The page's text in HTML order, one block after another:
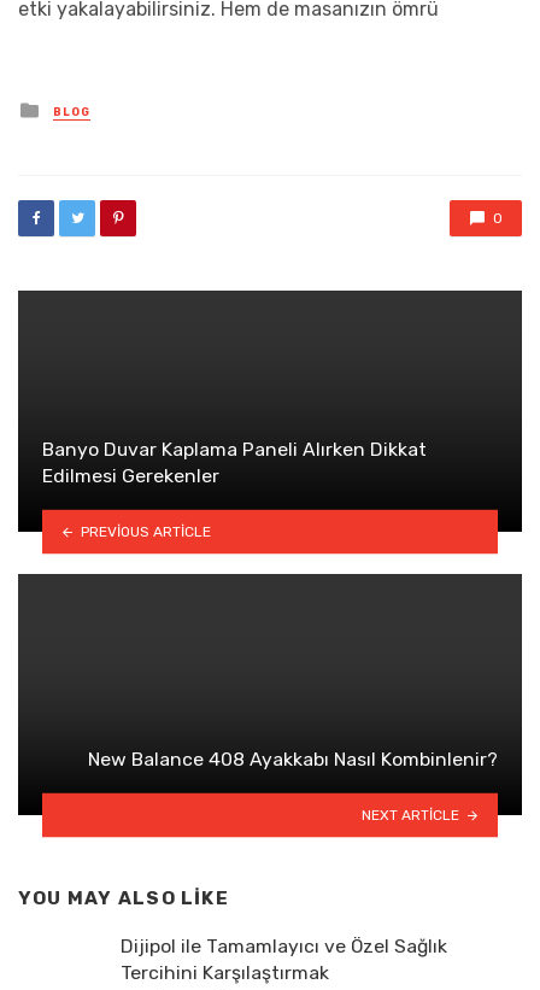
etki yakalayabilirsiniz. Hem de masanızın ömrü
Posted
in
BLOG
0
Banyo Duvar Kaplama Paneli Alırken Dikkat
Edilmesi Gerekenler
PREVIOUS ARTICLE
New Balance 408 Ayakkabı Nasıl Kombinlenir?
NEXT ARTICLE
YOU MAY ALSO LIKE
Dijipol ile Tamamlayıcı ve Özel Sağlık
Tercihini Karşılaştırmak